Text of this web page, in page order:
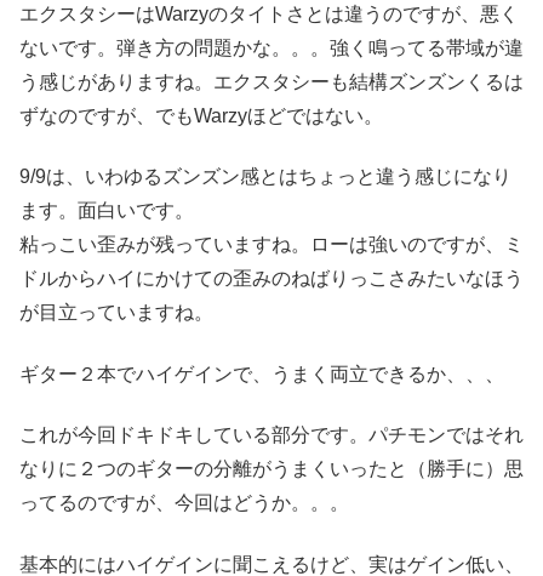
エクスタシーはWarzyのタイトさとは違うのですが、悪く
ないです。弾き方の問題かな。。。強く鳴ってる帯域が違
う感じがありますね。エクスタシーも結構ズンズンくるは
ずなのですが、でもWarzyほどではない。
9/9は、いわゆるズンズン感とはちょっと違う感じになり
ます。面白いです。
粘っこい歪みが残っていますね。ローは強いのですが、ミ
ドルからハイにかけての歪みのねばりっこさみたいなほう
が目立っていますね。
ギター２本でハイゲインで、うまく両立できるか、、、
これが今回ドキドキしている部分です。パチモンではそれ
なりに２つのギターの分離がうまくいったと（勝手に）思
ってるのですが、今回はどうか。。。
基本的にはハイゲインに聞こえるけど、実はゲイン低い、